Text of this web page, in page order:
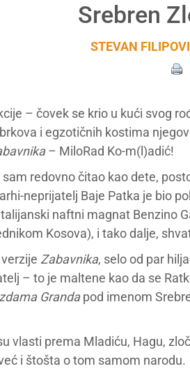
Srebren
STEVAN
– čovek se krio u kući svog
i egzotičnih kostima
– MiloRad Ko-m(l)adić!
redovno čitao kao dete,
neprijatelj Baje Patka je bio
naftni magnat Benzino
Kosova), i tako dalje,
Zabavnika, selo od par
– to je maltene kao da se
Grandapod imenom
vlasti prema Mladiću, Hagu,
i štošta o tom samom narodu.